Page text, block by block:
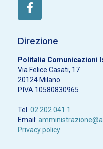
Direzione
Politalia Comunicazioni
Via Felice Casati, 17
20124 Milano
P.IVA 10580830965
Tel. 02 202 041.1
Email:
Privacy policy